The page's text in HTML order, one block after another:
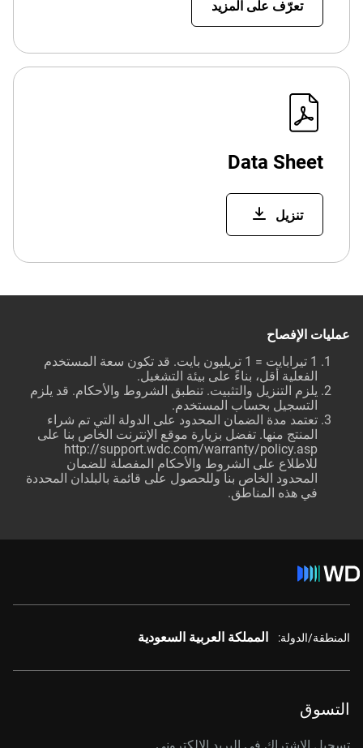
تعرّف على المزيد
Data Sheet
تنزيل
عمليات الإفصاح
1 تيرابايت = 1 تريليون بايت. قد تكون سعة المستخدم
الفعلية أقل، بناءً على بيئة التشغيل.
يلزم التنزيل والتثبيت. تنطبق الشروط والأحكام. قد يلزم
التسجيل بحساب المستخدم.
تعتمد مدة الضمان المحدود على الدولة التي تم شراء
المنتج منها. تفضل بزيارة موقع الإنترنت الخاص بنا على
http://support.wdc.com/warranty/policy.asp
للاطلاع على الشروط والأحكام المفصلة للضمان
المحدود الخاص بنا وللحصول على قائمة بالبلدان المحددة
في هذه المناطق.
المنطقة/الدولة: المملكة العربية السعودية
التسوق